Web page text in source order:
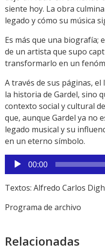
siente hoy. La obra
legado y cómo su música
Es más que una biografía;
de un artista que supo
transformarlo en un
A través de sus páginas,
la historia de Gardel, sino
contexto social y cultural
que, aunque Gardel ya no
legado musical y su
en un eterno símbolo.
Reproductor
de
audio
00:00
Textos: Alfredo Carlos
Programa de archivo
Relacionadas